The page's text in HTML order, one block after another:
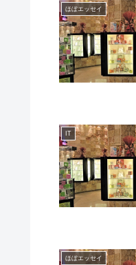
ほぼエッセイ
IT
ほぼエッセイ